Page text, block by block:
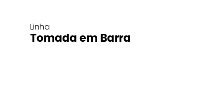
Linha
Tomada em Barra